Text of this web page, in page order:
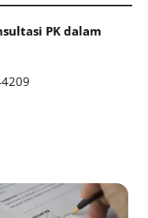
PK dalam
Page Page PagePage